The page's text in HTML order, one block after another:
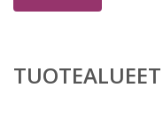
TUOTEALUEET